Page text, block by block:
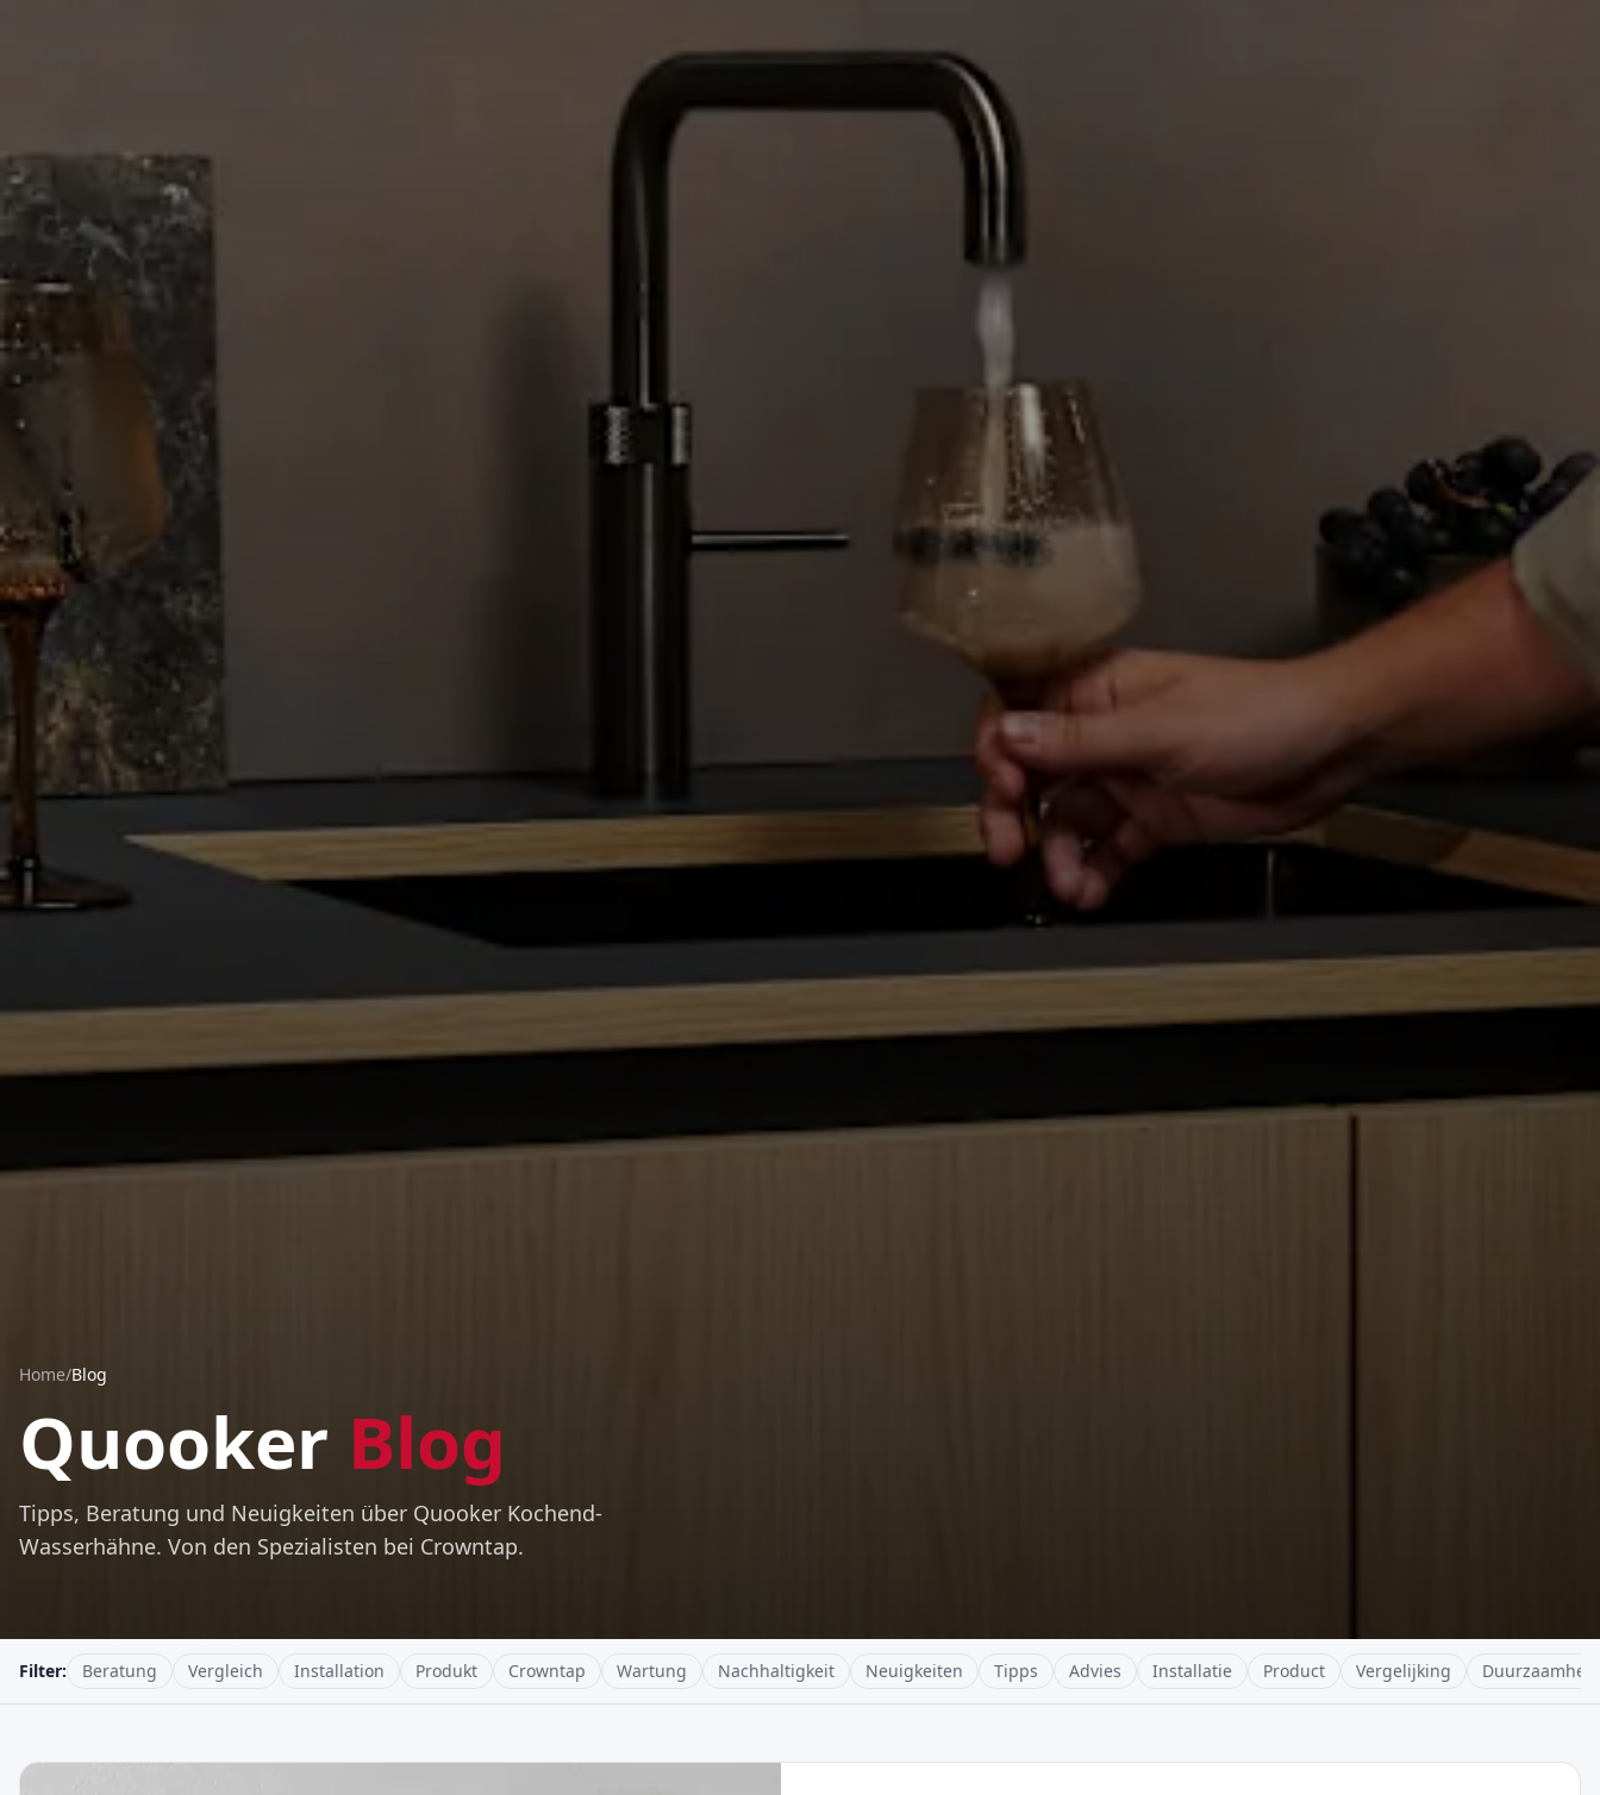
Home/Blog
Quooker Blog
Tipps, Beratung und Neuigkeiten über Quooker Kochend-
Wasserhähne. Von den Spezialisten bei Crowntap.
Filter: Beratung Vergleich Installation Produkt Crowntap Wartung Nachhaltigkeit Neuigkeiten Tipps Advies Installatie Product Vergelijking Duurzaamheid